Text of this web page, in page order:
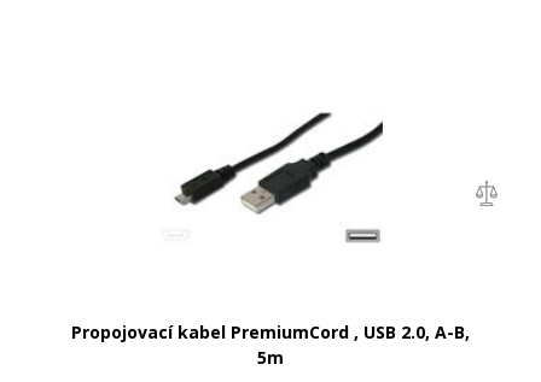
Propojovací kabel PremiumCord , USB 2.0, A-B,
5m